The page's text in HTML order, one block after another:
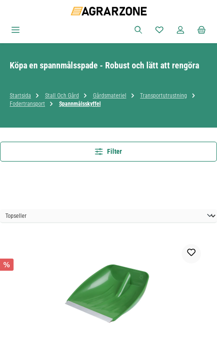
Du har 0 objekt i
Köpa en spannmålsspade - Robust och lätt att rengöra
Startsida Stall Och Gård Gårdsmateriel
Transportutrustning
Fodertransport
Spannmålsskyffel
Filter
%